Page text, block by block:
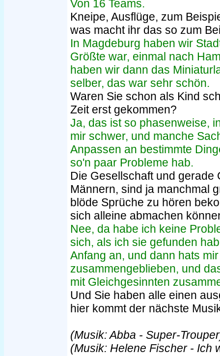
Von 16 Teams.
Kneipe, Ausflüge, zum
was macht ihr das so zum
In Magdeburg haben wir
Größte war, einmal nach
haben wir dann das
selber, das war sehr schön.
Waren Sie schon als Kind
Zeit erst gekommen?
Ja, das ist so phasenweise,
mir schwer, und manche
Anpassen an bestimmte
so'n paar Probleme hab.
Die Gesellschaft und gerade
Männern, sind ja manchmal
blöde Sprüche zu hören
sich alleine abmachen
Nee, da habe ich keine
sich, als ich sie gefunden
Anfang an, und dann hats
zusammengeblieben, und
mit Gleichgesinnten
Und Sie haben alle einen
hier kommt der nächste
(Musik: Abba - Super-
(Musik: Helene Fischer - Ich